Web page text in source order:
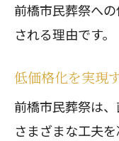
前橋市民葬祭へ
される理由です。
低価格化を実現
前橋市民葬祭は
さまざまな工夫